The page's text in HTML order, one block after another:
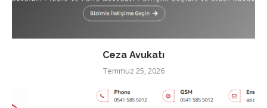
Ceza Avukatı
Temmuz 25, 2026